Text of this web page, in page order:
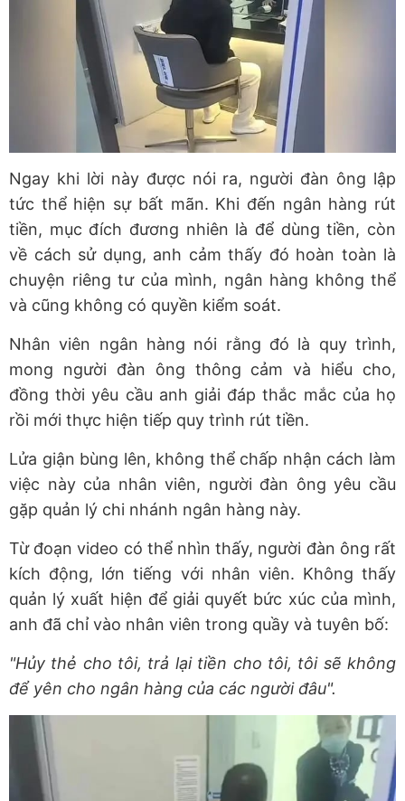
Ngay khi lời này được nói ra, người đàn ông lập
tức thể hiện sự bất mãn. Khi đến ngân hàng rút
tiền, mục đích đương nhiên là để dùng tiền, còn
về cách sử dụng, anh cảm thấy đó hoàn toàn là
chuyện riêng tư của mình, ngân hàng không thể
và cũng không có quyền kiểm soát.
Nhân viên ngân hàng nói rằng đó là quy trình,
mong người đàn ông thông cảm và hiểu cho,
đồng thời yêu cầu anh giải đáp thắc mắc của họ
rồi mới thực hiện tiếp quy trình rút tiền.
Lửa giận bùng lên, không thể chấp nhận cách làm
việc này của nhân viên, người đàn ông yêu cầu
gặp quản lý chi nhánh ngân hàng này.
Từ đoạn video có thể nhìn thấy, người đàn ông rất
kích động, lớn tiếng với nhân viên. Không thấy
quản lý xuất hiện để giải quyết bức xúc của mình,
anh đã chỉ vào nhân viên trong quầy và tuyên bố:
"Hủy thẻ cho tôi, trả lại tiền cho tôi, tôi sẽ không
để yên cho ngân hàng của các người đâu".